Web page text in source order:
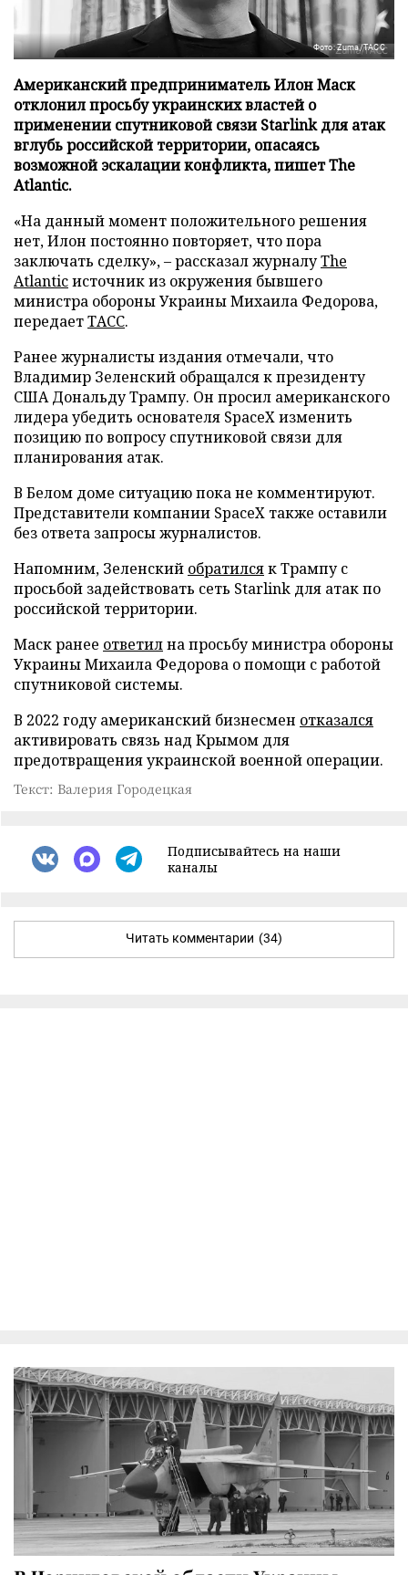
Фото: Zuma/ТАСС
Американский предприниматель Илон Маск
отклонил просьбу украинских властей о
применении спутниковой связи Starlink для атак
вглубь российской территории, опасаясь
возможной эскалации конфликта, пишет The
Atlantic.
«На данный момент положительного решения
нет, Илон постоянно повторяет, что пора
заключать сделку», – рассказал журналуThe
Atlanticисточник из окружения бывшего
министра обороны Украины Михаила Федорова,
передаетТАСС.
Ранее журналисты издания отмечали, что
Владимир Зеленский обращался к президенту
США Дональду Трампу. Он просил американского
лидера убедить основателя SpaceX изменить
позицию по вопросу спутниковой связи для
планирования атак.
В Белом доме ситуацию пока не комментируют.
Представители компании SpaceX также оставили
без ответа запросы журналистов.
Напомним, Зеленский обратилсяк Трампу с
просьбой задействовать сеть Starlink для атак по
российской территории.
Маск ранее ответилна просьбу министра обороны
Украины Михаила Федорова о помощи с работой
спутниковой системы.
В 2022 году американский бизнесмен отказался
активировать связь над Крымом для
предотвращения украинской военной операции.
Текст: Валерия Городецкая
Подписывайтесь на наши
каналы
Читать комментарии (34)